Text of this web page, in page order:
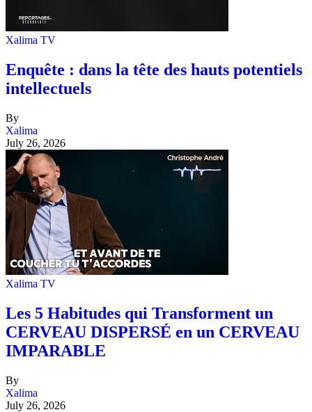
Xalima TV
Enquête : dans la tête des hauts potentiels
intellectuels
By
Xalima
July 26, 2026
Xalima TV
Les 5 Habitudes qui Transforment un
CERVEAU DISPERSÉ en un CERVEAU
IMPARABLE
By
Xalima
July 26, 2026